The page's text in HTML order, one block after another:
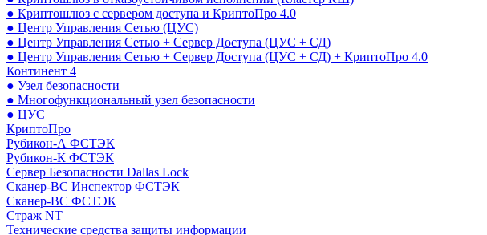
● Криптошлюз с сервером доступа и КриптоПро 4.0
● Центр Управления Сетью (ЦУС)
● Центр Управления Сетью + Сервер Доступа (ЦУС + СД)
● Центр Управления Сетью + Сервер Доступа (ЦУС + СД) + КриптоПро 4.0
Континент 4
● Узел безопасности
● Многофункциональный узел безопасности
● ЦУС
КриптоПро
Рубикон-А ФСТЭК
Рубикон-К ФСТЭК
Сервер Безопасности Dallas Lock
Сканер-ВС Инспектор ФСТЭК
Сканер-ВС ФСТЭК
Страж NT
Технические средства защиты информации